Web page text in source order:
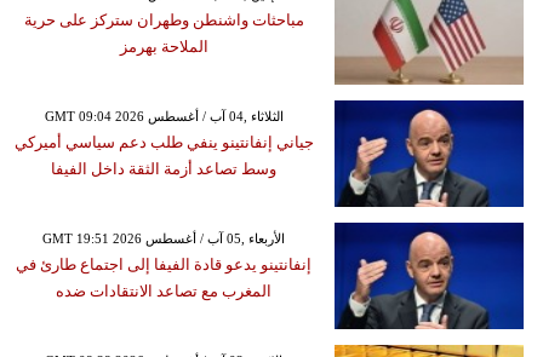
مباحثات واشنطن وطهران ستركز على حرية
الملاحة بهرمز
GMT 09:04 2026 الثلاثاء ,04 آب / أغسطس
جياني إنفانتينو ينفي طلب دعم سياسي أميركي
وسط تصاعد أزمة الثقة داخل الفيفا
GMT 19:51 2026 الأربعاء ,05 آب / أغسطس
إنفانتينو يدعو قادة الفيفا إلى اجتماع طارئ في
المغرب مع تصاعد الانتقادات ضده